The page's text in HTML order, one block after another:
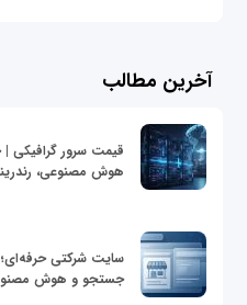
آخرین مطالب
هوش مصنوعی،
سایت شرکتی
جستجو و هوش